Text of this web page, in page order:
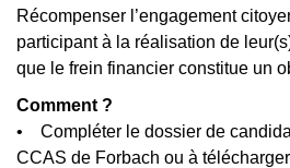
Récompenser l’engagement
participant à la réalisation de
que le frein financier constitue un
Comment ?
• Compléter le dossier de
CCAS de Forbach ou à